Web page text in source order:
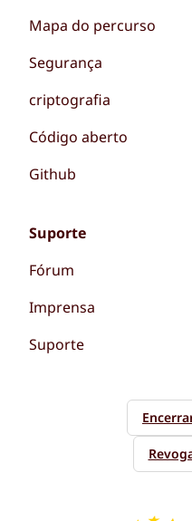
Mapa do percurso
Segurança
criptografia
Código aberto
Github
Suporte
Fórum
Imprensa
Suporte